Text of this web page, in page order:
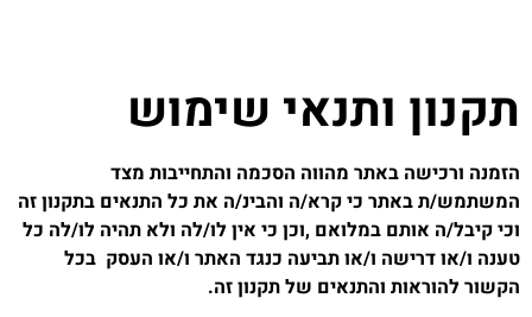
תקנון ותנאי שימוש
הזמנה ורכישה באתר מהווה הסכמה והתחייבות מצד
המשתמש/ת באתר כי קרא/ה והבינ/ה את כל התנאים בתקנון זה
וכי קיבל/ה אותם במלואם ,וכן כי אין לו/לה ולא תהיה לו/לה כל
טענה ו/או דרישה ו/או תביעה כנגד האתר ו/או העסק בכל
הקשור להוראות והתנאים של תקנון זה.